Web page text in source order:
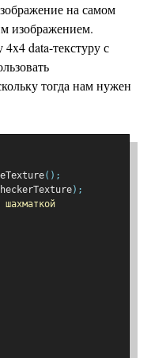
на самом
изображением.
data-текстуру с
тогда нам нужен
();
);